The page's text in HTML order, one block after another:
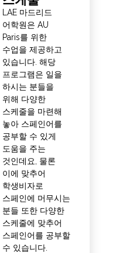
LAE 마드리드
어학원은 AU
Paris를 위한
수업을 제공하고
있습니다. 해당
프로그램은 일을
하시는 분들을
위해 다양한
스케줄을 마련해
놓아 스페인어를
공부할 수 있게
도움을 주는
것인데요, 물론
이에 맞추어
학생비자로
스페인에 머무시는
분들 또한 다양한
스케줄에 맞추어
스페인어를 공부할
수 있습니다.